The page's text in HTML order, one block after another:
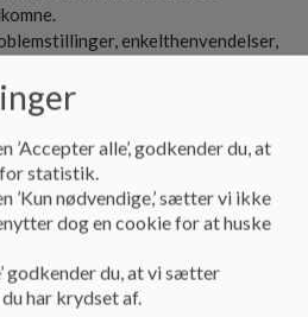
enkelthenvendelser,
om året af ca. en times
trivselsarrangement i løbet af et
alle’, godkender du, at
statistik.
’Kun nødvendige,’ sætter vi ikke
dog en cookie for at huske
godkender du, at vi sætter
har krydset af.